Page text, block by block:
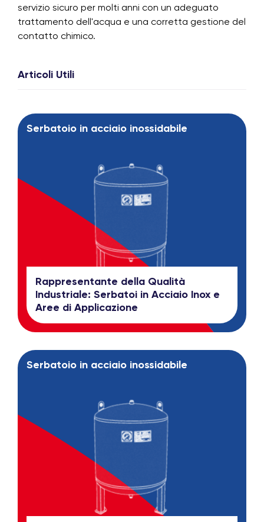
servizio sicuro per molti anni con un adeguato
trattamento dell'acqua e una corretta gestione del
contatto chimico.
Articoli Utili
Serbatoio in acciaio inossidabile
Rappresentante della Qualità
Industriale: Serbatoi in Acciaio Inox e
Aree di Applicazione
Serbatoio in acciaio inossidabile